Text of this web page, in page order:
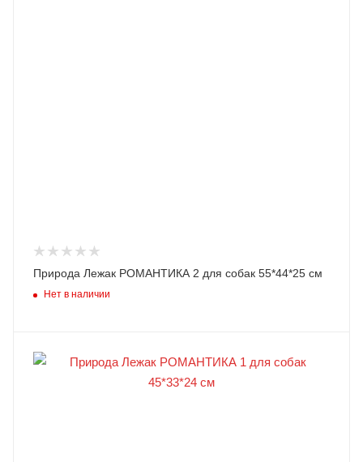
Природа Лежак РОМАНТИКА 2 для собак 55*44*25 см
Нет в наличии